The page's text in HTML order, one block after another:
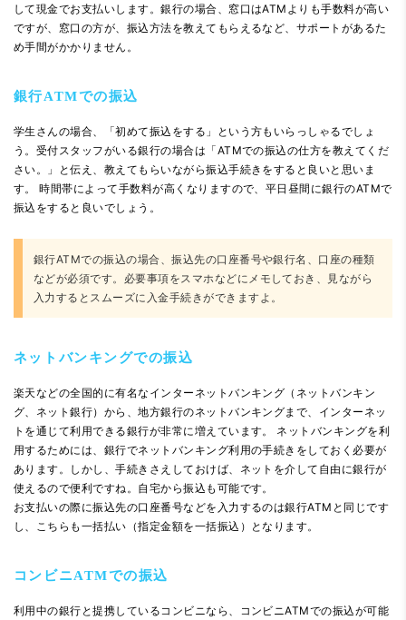
して現金でお支払いします。銀行の場合、窓口はATMよりも手数料が高い
ですが、窓口の方が、振込方法を教えてもらえるなど、サポートがあるた
め手間がかかりません。
銀行ATMでの振込
学生さんの場合、「初めて振込をする」という方もいらっしゃるでしょ
う。受付スタッフがいる銀行の場合は「ATMでの振込の仕方を教えてくだ
さい。」と伝え、教えてもらいながら振込手続きをすると良いと思いま
す。 時間帯によって手数料が高くなりますので、平日昼間に銀行のATMで
振込をすると良いでしょう。
銀行ATMでの振込の場合、振込先の口座番号や銀行名、口座の種類
などが必須です。必要事項をスマホなどにメモしておき、見ながら
入力するとスムーズに入金手続きができますよ。
ネットバンキングでの振込
楽天などの全国的に有名なインターネットバンキング（ネットバンキン
グ、ネット銀行）から、地方銀行のネットバンキングまで、インターネッ
トを通じて利用できる銀行が非常に増えています。 ネットバンキングを利
用するためには、銀行でネットバンキング利用の手続きをしておく必要が
あります。しかし、手続きさえしておけば、ネットを介して自由に銀行が
使えるので便利ですね。自宅から振込も可能です。
お支払いの際に振込先の口座番号などを入力するのは銀行ATMと同じです
し、こちらも一括払い（指定金額を一括振込）となります。
コンビニATMでの振込
利用中の銀行と提携しているコンビニなら、コンビニATMでの振込が可能